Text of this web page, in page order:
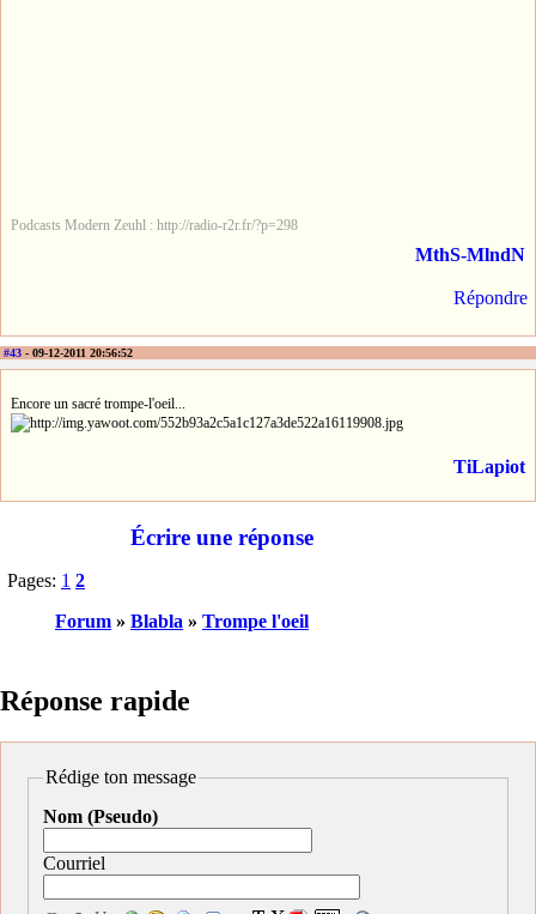
Podcasts Modern Zeuhl : http://radio-r2r.fr/?p=298
MthS-MlndN
Répondre
#43 - 09-12-2011 20:56:52
Encore un sacré trompe-l'oeil...
TiLapiot
Écrire une réponse
Pages: 1 2
Forum » Blabla » Trompe l'oeil
Réponse rapide
Rédige ton message
Nom (Pseudo)
Courriel